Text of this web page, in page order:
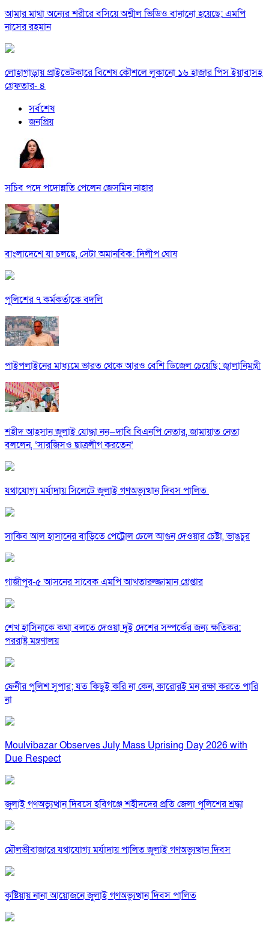
আমার মাথা অন্যের শরীরে বসিয়ে অশ্লীল ভিডিও বানানো হয়েছে: এমপি
নাসের রহমান
লোহাগাড়ায় প্রাইভেটকারে বিশেষ কৌশলে লুকানো ১৬ হাজার পিস ইয়াবাসহ
গ্রেফতার- ৪
সর্বশেষ
জনপ্রিয়
সচিব পদে পদোন্নতি পেলেন জেসমিন নাহার
বাংলাদেশে যা চলছে, সেটা অমানবিক: দিলীপ ঘোষ
পুলিশের ৭ কর্মকর্তাকে বদলি
পাইপলাইনের মাধ্যমে ভারত থেকে আরও বেশি ডিজেল চেয়েছি: জ্বালানিমন্ত্রী
শহীদ আহসান জুলাই যোদ্ধা নন—দাবি বিএনপি নেতার, জামায়াত নেতা
বললেন, ‘সারজিসও ছাত্রলীগ করতেন’
যথাযোগ্য মর্যাদায় সিলেটে জুলাই গণঅভ্যুত্থান দিবস পালিত
সাকিব আল হাসানের বাড়িতে পেট্রোল ঢেলে আগুন দেওয়ার চেষ্টা, ভাঙচুর
গাজীপুর-৫ আসনের সাবেক এমপি আখতারুজ্জামান গ্রেপ্তার
শেখ হাসিনাকে কথা বলতে দেওয়া দুই দেশের সম্পর্কের জন্য ক্ষতিকর:
পররাষ্ট্র মন্ত্রণালয়
ফেনীর পুলিশ সুপার; যত কিছুই করি না কেন, কারোরই মন রক্ষা করতে পারি
না
Moulvibazar Observes July Mass Uprising Day 2026 with
Due Respect
জুলাই গণঅভ্যুত্থান দিবসে হবিগঞ্জে শহীদদের প্রতি জেলা পুলিশের শ্রদ্ধা
মৌলভীবাজারে যথাযোগ্য মর্যাদায় পালিত জুলাই গণঅভ্যুত্থান দিবস
কুষ্টিয়ায় নানা আয়োজনে জুলাই গণঅভ্যুত্থান দিবস পালিত